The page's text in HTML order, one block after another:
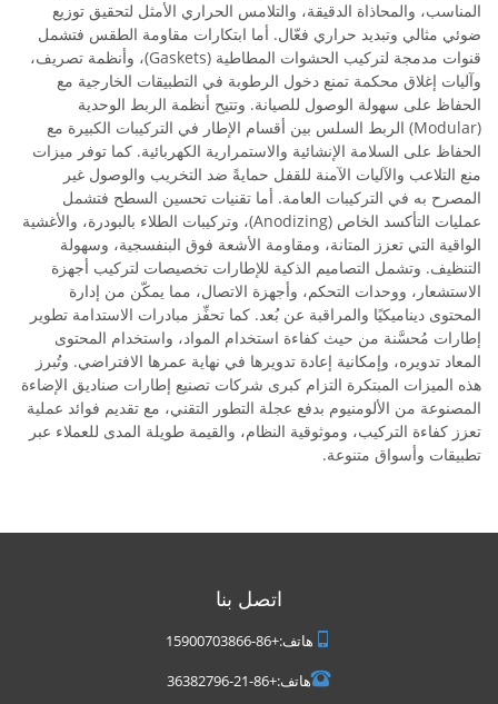
المناسب، والمحاذاة الدقيقة، والتلامس الحراري الأمثل لتحقيق توزيع
ضوئي مثالي وتبديد حراري فعّال. أما ابتكارات مقاومة الطقس فتشمل
قنوات مدمجة لتركيب الحشوات المطاطية (Gaskets)، وأنظمة تصريف،
وآليات إغلاق محكمة تمنع دخول الرطوبة في التطبيقات الخارجية مع
الحفاظ على سهولة الوصول للصيانة. وتتيح أنظمة الربط الوحدية
(Modular) الربط السلس بين أقسام الإطار في التركيبات الكبيرة مع
الحفاظ على السلامة الإنشائية والاستمرارية الكهربائية. كما توفر ميزات
منع التلاعب والآليات الآمنة للقفل حمايةً ضد التخريب والوصول غير
المصرح به في التركيبات العامة. أما تقنيات تحسين السطح فتشمل
عمليات التأكسد الخاص (Anodizing)، وتركيبات الطلاء بالبودرة، والأغشية
الواقية التي تعزز المتانة، ومقاومة الأشعة فوق البنفسجية، وسهولة
التنظيف. وتشمل التصاميم الذكية للإطارات تخصيصات لتركيب أجهزة
الاستشعار، ووحدات التحكم، وأجهزة الاتصال، مما يمكّن من إدارة
المحتوى ديناميكيًا والمراقبة عن بُعد. كما تحفِّز مبادرات الاستدامة تطوير
إطارات مُحسَّنة من حيث كفاءة استخدام المواد، واستخدام المحتوى
المعاد تدويره، وإمكانية إعادة تدويرها في نهاية عمرها الافتراضي. وتُبرز
هذه الميزات المبتكرة التزام كبرى شركات تصنيع إطارات صناديق الإضاءة
المصنوعة من الألومنيوم بدفع عجلة التطور التقني، مع تقديم فوائد عملية
تعزز كفاءة التركيب، وموثوقية النظام، والقيمة طويلة المدى للعملاء عبر
تطبيقات وأسواق متنوعة.
اتصل بنا
هاتف:+86-15900703866
هاتف:+86-21-36382796